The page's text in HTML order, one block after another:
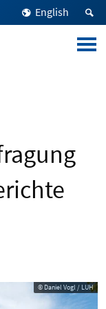
English
© Daniel Vogl / LUH